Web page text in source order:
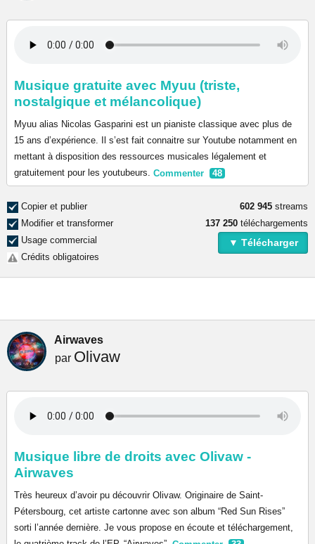
Musique gratuite avec Myuu (triste,
nostalgique et mélancolique)
Myuu alias Nicolas Gasparini est un pianiste classique avec plus de
15 ans d’expérience. Il s’est fait connaitre sur Youtube notamment en
mettant à disposition des ressources musicales légalement et
gratuitement pour les youtubeurs. Commenter 48
Copier et publier
Modifier et transformer
Usage commercial
Crédits obligatoires
602 945 streams
137 250 téléchargements
▼ Télécharger
Airwaves
par Olivaw
Musique libre de droits avec Olivaw -
Airwaves
Très heureux d’avoir pu découvrir Olivaw. Originaire de Saint-
Pétersbourg, cet artiste cartonne avec son album “Red Sun Rises”
sorti l’année dernière. Je vous propose en écoute et téléchargement,